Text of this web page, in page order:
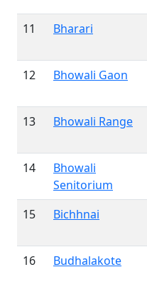
11 Bharari
12 Bhowali Gaon
13 Bhowali Range
14
Bhowali
Senitorium
15 Bichhnai
16 Budhalakote